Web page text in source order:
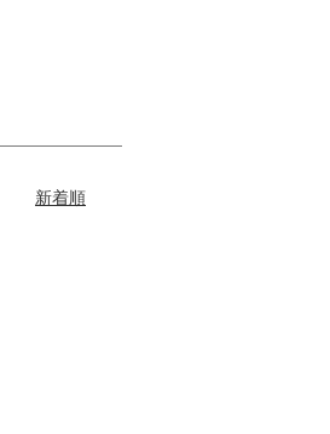
新着順